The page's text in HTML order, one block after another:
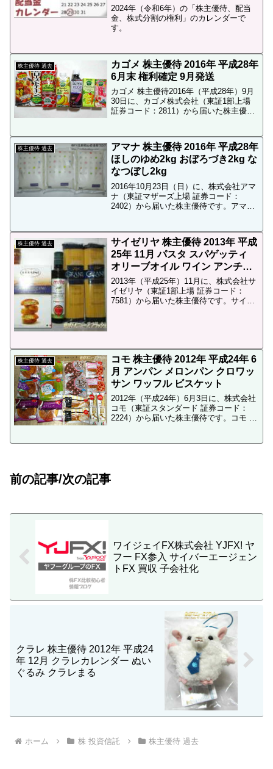
き最終日
2024年（令和6年）の「株主優待、配当
金、株式分割の権利」のカレンダーで
す。
株主優待 過去
カゴメ 株主優待 2016年 平成28年
6月末 権利確定 9月発送
カゴメ 株主優待2016年（平成28年）9月
30日に、カゴメ株式会社（東証1部上場
証券コード：2811）から届いた株主優待
株主優待は「1,000円相当の自...
株主優待 過去
アマナ 株主優待 2016年 平成28年
ほしのゆめ2kg おぼろづき2kg な
なつぼし2kg
2016年10月23日（日）に、株式会社アマ
ナ（東証マザーズ上場 証券コード：
2402）から届いた株主優待です。アマナ
内容アマナ株を単元株式数 株最低売...
株主優待 過去
サイゼリヤ 株主優待 2013年 平成
25年 11月 パスタ スパゲッティ
オリーブオイル ワイン アンチョ
ビ お菓子 イタリア食材
2013年（平成25年）11月に、株式会社サ
イゼリヤ（東証1部上場 証券コード：
7581）から届いた株主優待です。サイゼ
株主優待 過去
コモ 株主優待 2012年 平成24年 6
月 アンパン メロンパン クロワッ
サン ワッフル ビスケット
2012年（平成24年）6月3日に、株式会社
コモ（東証スタンダード 証券コード：
2224）から届いた株主優待です。コモ 株
前の記事/次の記事
ワイジェイFX株式会社 YJFX! ヤ
フー FX参入 サイバーエージェン
トFX 買収 子会社化
クラレ 株主優待 2012年 平成24
年 12月 クラレカレンダー ぬい
ぐるみ クラレまる
ホーム 株 投資信託 株主優待 過去